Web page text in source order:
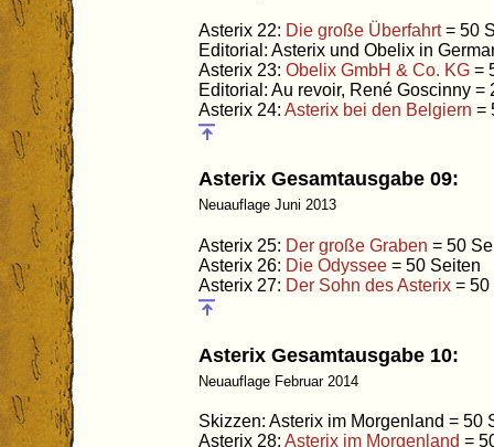
Asterix 22: Die große Überfahrt= 50
Editorial: Asterix und Obelix in
Asterix 23: Obelix GmbH & Co. KG =
Editorial: Au revoir, René Goscinny =
Asterix 24: Asterix bei den Belgiern =
Asterix Gesamtausgabe 09:
Neuauflage Juni 2013
Asterix 25: Der große Graben = 50
Asterix 26: Die Odyssee = 50 Seiten
Asterix 27: Der Sohn des Asterix = 50
Asterix Gesamtausgabe 10:
Neuauflage Februar 2014
Skizzen: Asterix im Morgenland = 50
Asterix 28: Asterix im Morgenland =